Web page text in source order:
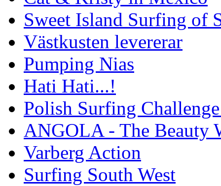
Sweet Island Surfing of
Västkusten levererar
Pumping Nias
Hati Hati...!
Polish Surfing
ANGOLA - The Beauty
Varberg Action
Surfing South West